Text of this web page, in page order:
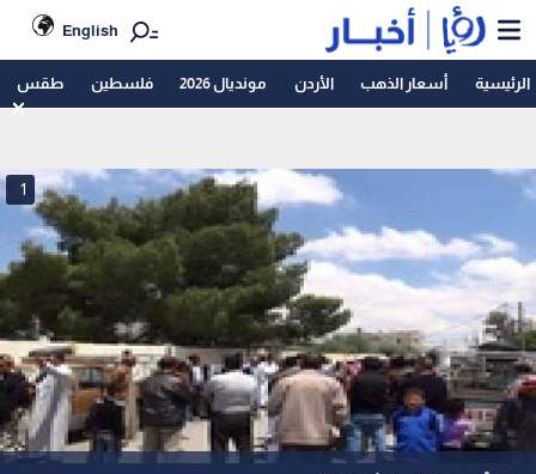
English
الرئيسية أسعار الذهب الأردن مونديال 2026 فلسطين طقس
1